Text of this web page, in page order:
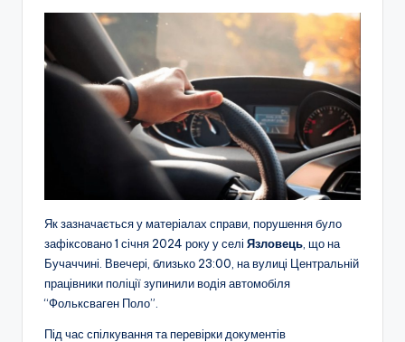
Як зазначається у матеріалах справи, порушення було
зафіксовано 1 січня 2024 року у селі Язловець , що на
Бучаччині. Ввечері, близько 23:00, на вулиці Центральній
працівники поліції зупинили водія автомобіля
“Фольксваген Поло”.
Під час спілкування та перевірки документів